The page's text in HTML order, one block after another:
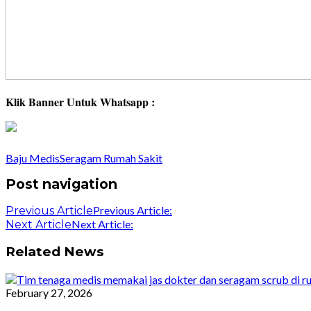
Klik Banner Untuk Whatsapp :
Baju MedisSeragam Rumah Sakit
Post navigation
Previous ArticlePrevious Article:
Next ArticleNext Article:
Related News
February 27, 2026